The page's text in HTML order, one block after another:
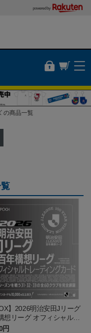
powered by
の商品一覧
】2026明治安田Jリーグ
想リーグ オフィシャルト
ィングカード
円